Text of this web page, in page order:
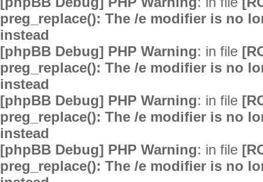
preg_replace(): The /e modifier is no
instead
[phpBB Debug] PHP Warning: in file
preg_replace(): The /e modifier is no
instead
[phpBB Debug] PHP Warning: in file
preg_replace(): The /e modifier is no
instead
[phpBB Debug] PHP Warning: in file
preg_replace(): The /e modifier is no